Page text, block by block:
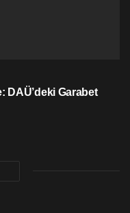
DAÜ’deki Garabet